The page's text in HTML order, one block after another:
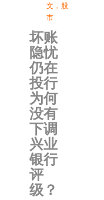
文 ， 股
市
坏账
隐忧
仍在
投行
为何
没有
下调
兴业
银行
评
级？